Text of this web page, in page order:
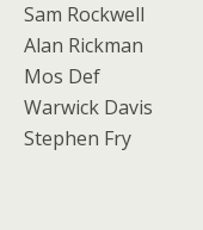
Sam Rockwell
Alan Rickman
Mos Def
Warwick Davis
Stephen Fry